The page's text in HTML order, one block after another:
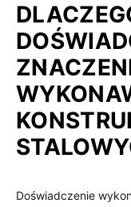
Doświadczenie